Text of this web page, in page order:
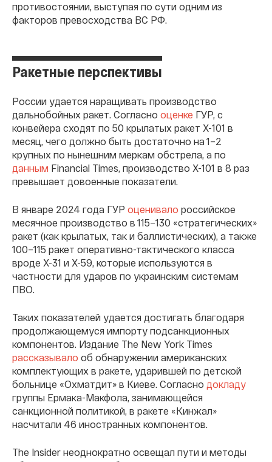
противостоянии, выступая по сути одним из
факторов превосходства ВС РФ.
Ракетные перспективы
России удается наращивать производство
дальнобойных ракет. Согласно оценке ГУР, с
конвейера сходят по 50 крылатых ракет Х-101 в
месяц, чего должно быть достаточно на 1–2
крупных по нынешним меркам обстрела, а по
данным Financial Times, производство Х-101 в 8 раз
превышает довоенные показатели.
В январе 2024 года ГУР оценивало российское
месячное производство в 115–130 «стратегических»
ракет (как крылатых, так и баллистических), а также
100–115 ракет оперативно-тактического класса
вроде Х-31 и Х-59, которые используются в
частности для ударов по украинским системам
ПВО.
Таких показателей удается достигать благодаря
продолжающемуся импорту подсанкционных
компонентов. Издание The New York Times
рассказывало об обнаружении американских
комплектующих в ракете, ударившей по детской
больнице «Охматдит» в Киеве. Согласно докладу
группы Ермака-Макфола, занимающейся
санкционной политикой, в ракете «Кинжал»
насчитали 46 иностранных компонентов.
The Insider неоднократно освещал пути и методы